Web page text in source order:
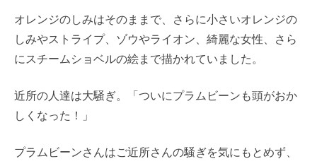
オレンジのしみはそのままで、さらに小さいオレンジの
しみやストライプ、ゾウやライオン、綺麗な女性、さら
にスチームショベルの絵まで描かれていました。
近所の人達は大騒ぎ。「ついにプラムビーンも頭がおか
しくなった！」
プラムビーンさんはご近所さんの騒ぎを気にもとめず、